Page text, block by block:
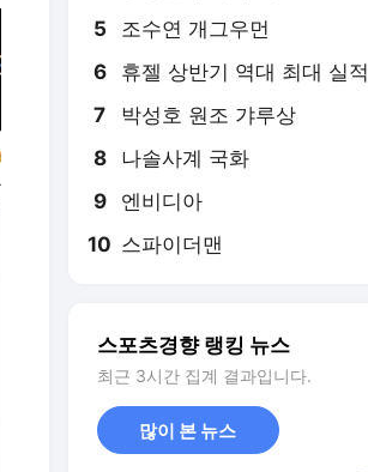
5 조수연 개그우먼
6 휴젤 상반기 역대 최대 실적
7 박성호 원조 갸루상
8 나솔사계 국화
9 엔비디아
10 스파이더맨
스포츠경향 랭킹 뉴스
최근 3시간 집계 결과입니다.
많이 본 뉴스